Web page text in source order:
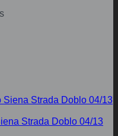
Strada Doblo 04/13